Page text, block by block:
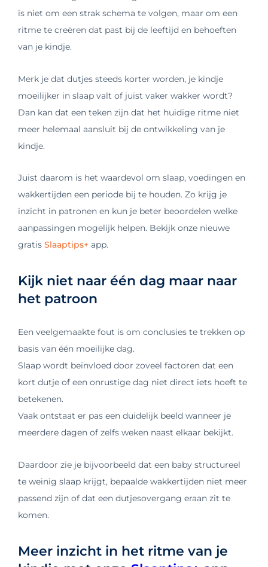
is niet om een strak schema te volgen, maar om een
ritme te creëren dat past bij de leeftijd en behoeften
van je kindje.
Merk je dat dutjes steeds korter worden, je kindje
moeilijker in slaap valt of juist vaker wakker wordt?
Dan kan dat een teken zijn dat het huidige ritme niet
meer helemaal aansluit bij de ontwikkeling van je
kindje.
Juist daarom is het waardevol om slaap, voedingen en
wakkertijden een periode bij te houden. Zo krijg je
inzicht in patronen en kun je beter beoordelen welke
aanpassingen mogelijk helpen. Bekijk onze nieuwe
gratis Slaaptips+ app.
Kijk niet naar één dag maar naar
het patroon
Een veelgemaakte fout is om conclusies te trekken op
basis van één moeilijke dag.
Slaap wordt beïnvloed door zoveel factoren dat een
kort dutje of een onrustige dag niet direct iets hoeft te
betekenen.
Vaak ontstaat er pas een duidelijk beeld wanneer je
meerdere dagen of zelfs weken naast elkaar bekijkt.
Daardoor zie je bijvoorbeeld dat een baby structureel
te weinig slaap krijgt, bepaalde wakkertijden niet meer
passend zijn of dat een dutjesovergang eraan zit te
komen.
Meer inzicht in het ritme van je